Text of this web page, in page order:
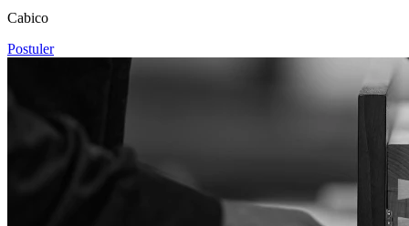
Cabico
Postuler